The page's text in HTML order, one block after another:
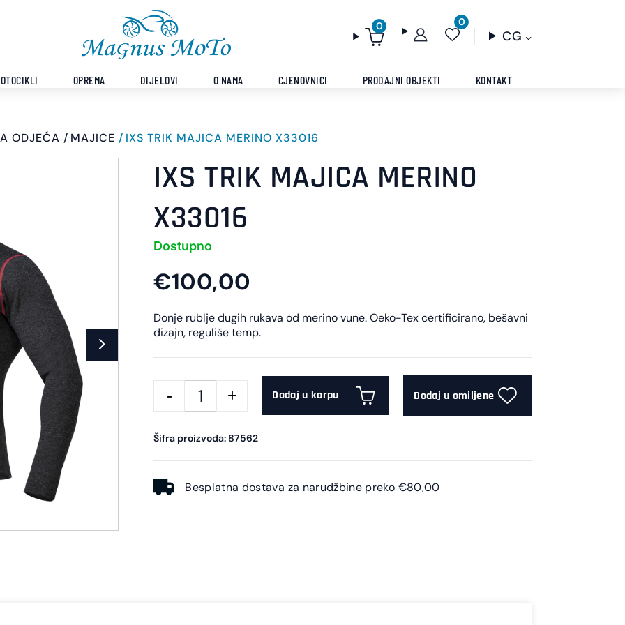
0 0
CG
OPREMA DIJELOVI O NAMA CJENOVNICI PRODAJNI OBJEKTI KONTAKT
ODJEĆA MAJICE IXS TRIK MAJICA MERINO X33016
IXS TRIK MAJICA MERINO
X33016
Dostupno
€100,00
Donje rublje dugih rukava od merino vune. Oeko-Tex certificirano, bešavni
dizajn, reguliše temp.
Dodaj u korpu Dodaj u omiljene
Šifra proizvoda: 87562
Besplatna dostava za narudžbine preko €80,00